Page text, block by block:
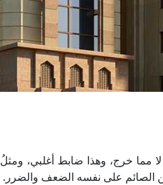
مما خرج، وهذا ضابط أغلبي، ومثلُ
الصائم على نفسه الضعف والضرر.